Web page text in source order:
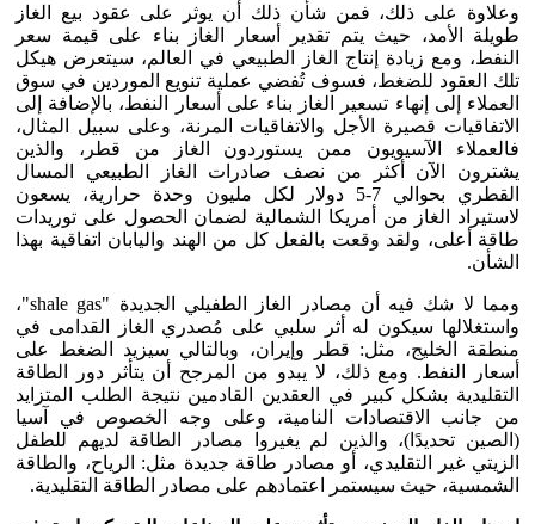
وعلاوة على ذلك، فمن شأن ذلك أن يوثر على عقود بيع الغاز
طويلة الأمد، حيث يتم تقدير أسعار الغاز بناء على قيمة سعر
النفط، ومع زيادة إنتاج الغاز الطبيعي في العالم، سيتعرض هيكل
تلك العقود للضغط، فسوف تُفضي عملية تنويع الموردين في سوق
العملاء إلى إنهاء تسعير الغاز بناء على أسعار النفط، بالإضافة إلى
الاتفاقيات قصيرة الأجل والاتفاقيات المرنة، وعلى سبيل المثال،
فالعملاء الآسيويون ممن يستوردون الغاز من قطر، والذين
يشترون الآن أكثر من نصف صادرات الغاز الطبيعي المسال
القطري بحوالي 7-5 دولار لكل مليون وحدة حرارية، يسعون
لاستيراد الغاز من أمريكا الشمالية لضمان الحصول على توريدات
طاقة أعلى، ولقد وقعت بالفعل كل من الهند واليابان اتفاقية بهذا
الشأن.
ومما لا شك فيه أن مصادر الغاز الطفيلي الجديدة "shale gas"،
واستغلالها سيكون له أثر سلبي على مُصدري الغاز القدامى في
منطقة الخليج، مثل: قطر وإيران، وبالتالي سيزيد الضغط على
أسعار النفط. ومع ذلك، لا يبدو من المرجح أن يتأثر دور الطاقة
التقليدية بشكل كبير في العقدين القادمين نتيجة الطلب المتزايد
من جانب الاقتصادات النامية، وعلى وجه الخصوص في آسيا
(الصين تحديدًا)، والذين لم يغيروا مصادر الطاقة لديهم للطفل
الزيتي غير التقليدي، أو مصادر طاقة جديدة مثل: الرياح، والطاقة
الشمسية، حيث سيستمر اعتمادهم على مصادر الطاقة التقليدية.